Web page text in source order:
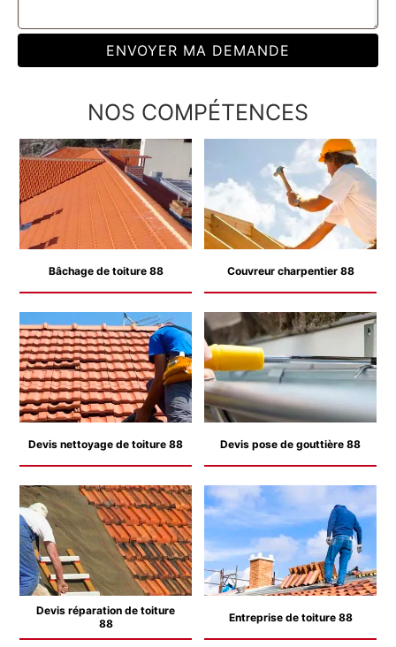
NOS COMPÉTENCES
Bâchage de toiture 88 Couvreur charpentier 88
Devis nettoyage de toiture 88 Devis pose de gouttière 88
Devis réparation de toiture
88
Entreprise de toiture 88